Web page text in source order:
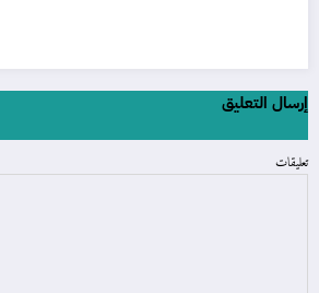
إرسال التعليق
تعليقات